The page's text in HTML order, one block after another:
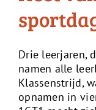
Drie leerjaren,
namen alle
Klassenstrijd,
opnamen in